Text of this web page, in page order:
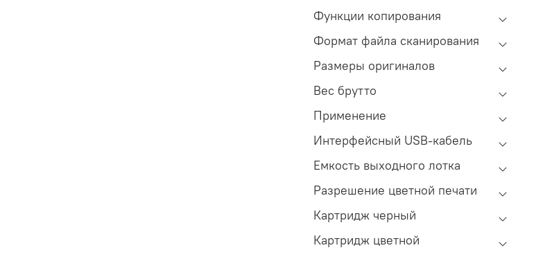
Функции копирования
Формат файла сканирования
Размеры оригиналов
Вес брутто
Применение
Интерфейсный USB-кабель
Емкость выходного лотка
Разрешение цветной печати
Картридж черный
Картридж цветной